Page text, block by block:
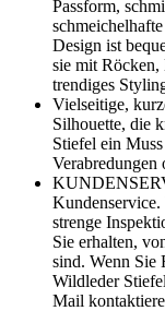
Passform,
Design ist
sie mit Röcken,
trendiges
Vielseitige,
Silhouette, die
Stiefel ein
Verabredungen
strenge
Sie erhalten,
sind. Wenn Sie
Wildleder
Mail